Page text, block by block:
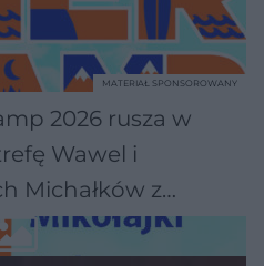
2026 rusza w
Wawel i
Michałków z
MATERIAŁ SPONSOROWANY